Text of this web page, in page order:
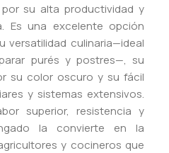
su alta productividad y
Es una excelente opción
versatilidad culinaria—ideal
purés y postres—, su
su color oscuro y su fácil
y sistemas extensivos.
superior, resistencia y
la convierte en la
y cocineros que